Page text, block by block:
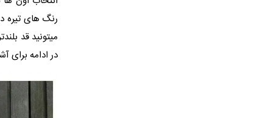
رنگ های تیره
میتونید قد
در ادامه برای